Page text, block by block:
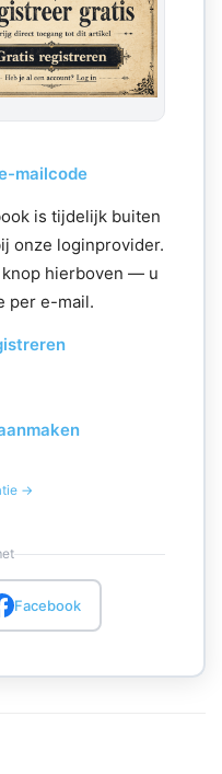
mailcode
is tijdelijk buiten
onze loginprovider.
hierboven — u
per e-mail.
→
Facebook